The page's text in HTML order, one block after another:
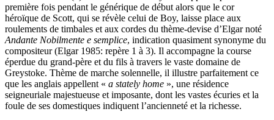
première fois pendant le générique de début alors que le cor
héroïque de Scott, qui se révèle celui de Boy, laisse place aux
roulements de timbales et aux cordes du thème-devise d’Elgar noté
Andante Nobilmente e semplice, indication quasiment synonyme du
compositeur (Elgar 1985: repère 1 à 3). Il accompagne la course
éperdue du grand-père et du fils à travers le vaste domaine de
Greystoke. Thème de marche solennelle, il illustre parfaitement ce
que les anglais appellent « a stately home », une résidence
seigneuriale majestueuse et imposante, dont les vastes écuries et la
foule de ses domestiques indiquent l’ancienneté et la richesse.